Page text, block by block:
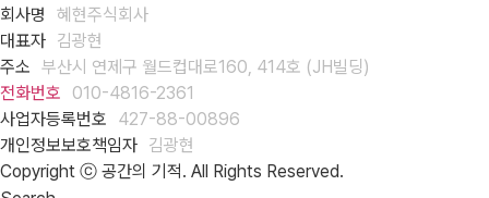
회사명
혜현주식회사
대표자 김광현
주소 부산시 연제구 월드컵대로160, 414호 (JH빌딩)
전화번호
010-4816-2361
사업자등록번호
427-88-00896
개인정보보호책임자 김광현
Copyright ⓒ 공간의 기적. All Rights Reserved.